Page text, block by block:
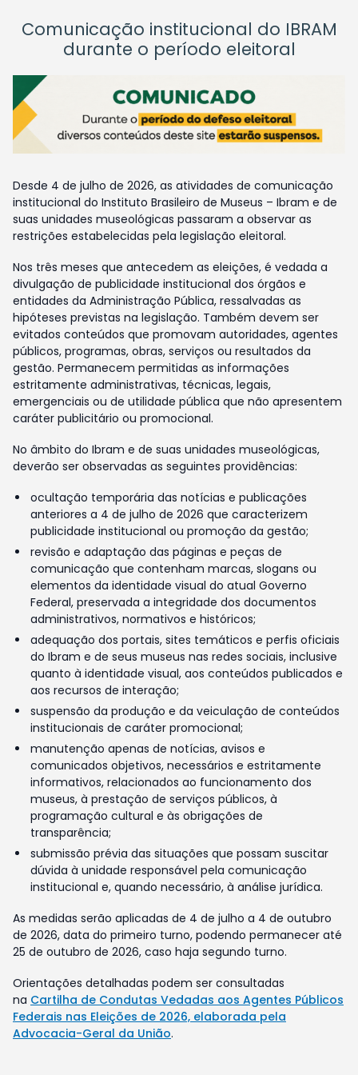
Comunicação institucional do IBRAM
durante o período eleitoral
Desde 4 de julho de 2026, as atividades de comunicação
institucional do Instituto Brasileiro de Museus – Ibram e de
suas unidades museológicas passaram a observar as
restrições estabelecidas pela legislação eleitoral.
Nos três meses que antecedem as eleições, é vedada a
divulgação de publicidade institucional dos órgãos e
entidades da Administração Pública, ressalvadas as
hipóteses previstas na legislação. Também devem ser
evitados conteúdos que promovam autoridades, agentes
públicos, programas, obras, serviços ou resultados da
gestão. Permanecem permitidas as informações
estritamente administrativas, técnicas, legais,
emergenciais ou de utilidade pública que não apresentem
caráter publicitário ou promocional.
No âmbito do Ibram e de suas unidades museológicas,
deverão ser observadas as seguintes providências:
ocultação temporária das notícias e publicações
anteriores a 4 de julho de 2026 que caracterizem
publicidade institucional ou promoção da gestão;
revisão e adaptação das páginas e peças de
comunicação que contenham marcas, slogans ou
elementos da identidade visual do atual Governo
Federal, preservada a integridade dos documentos
administrativos, normativos e históricos;
adequação dos portais, sites temáticos e perfis oficiais
do Ibram e de seus museus nas redes sociais, inclusive
quanto à identidade visual, aos conteúdos publicados e
aos recursos de interação;
suspensão da produção e da veiculação de conteúdos
institucionais de caráter promocional;
manutenção apenas de notícias, avisos e
comunicados objetivos, necessários e estritamente
informativos, relacionados ao funcionamento dos
museus, à prestação de serviços públicos, à
programação cultural e às obrigações de
transparência;
submissão prévia das situações que possam suscitar
dúvida à unidade responsável pela comunicação
institucional e, quando necessário, à análise jurídica.
As medidas serão aplicadas de 4 de julho a 4 de outubro
de 2026, data do primeiro turno, podendo permanecer até
25 de outubro de 2026, caso haja segundo turno.
Orientações detalhadas podem ser consultadas
na Cartilha de Condutas Vedadas aos Agentes Públicos
Federais nas Eleições de 2026, elaborada pela
Advocacia-Geral da União.